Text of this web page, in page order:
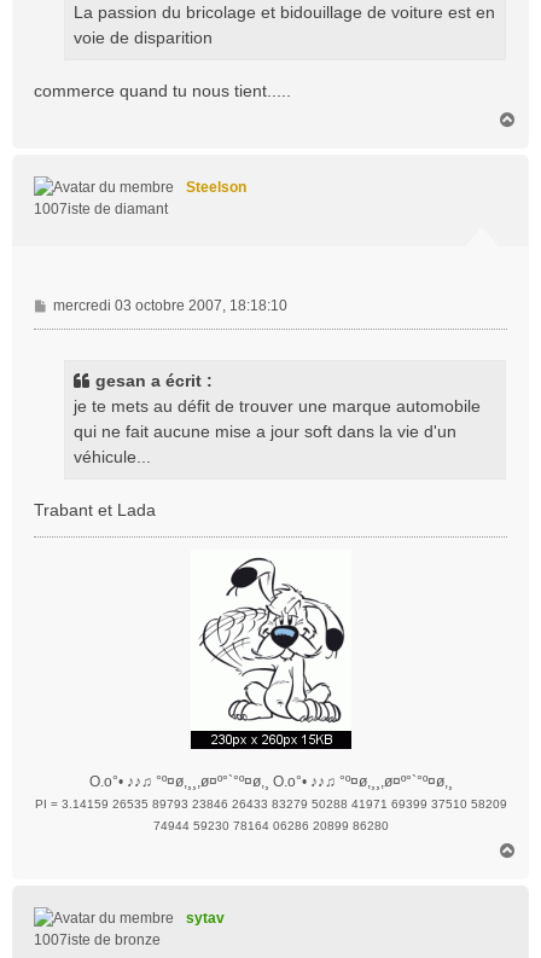
La passion du bricolage et bidouillage de voiture est en
voie de disparition
commerce quand tu nous tient.....
Steelson
1007iste de diamant
M
e
mercredi 03 octobre 2007, 18:18:10
gesan a écrit :
je te mets au défit de trouver une marque automobile
qui ne fait aucune mise a jour soft dans la vie d'un
véhicule...
Trabant et Lada
O.o°• ♪♪♫ °º¤ø,¸¸,ø¤º°`°º¤ø,¸ O.o°• ♪♪♫ °º¤ø,¸¸,ø¤º°`°º¤ø,¸
PI = 3.14159 26535 89793 23846 26433 83279 50288 41971 69399 37510 58209
74944 59230 78164 06286 20899 86280
sytav
1007iste de bronze